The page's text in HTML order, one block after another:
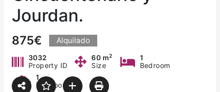
Jourdan.
875€ Alquilado
3032
Property ID
60 m2
Size
1
Bedroom
1
Bathroom